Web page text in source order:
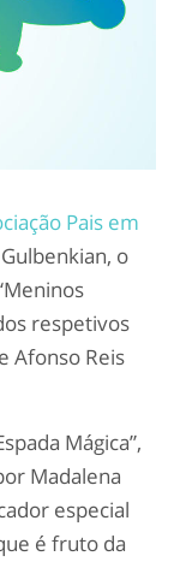
Pais em
o
respetivos
Afonso Reis
Mágica”,
Madalena
especial
é fruto da